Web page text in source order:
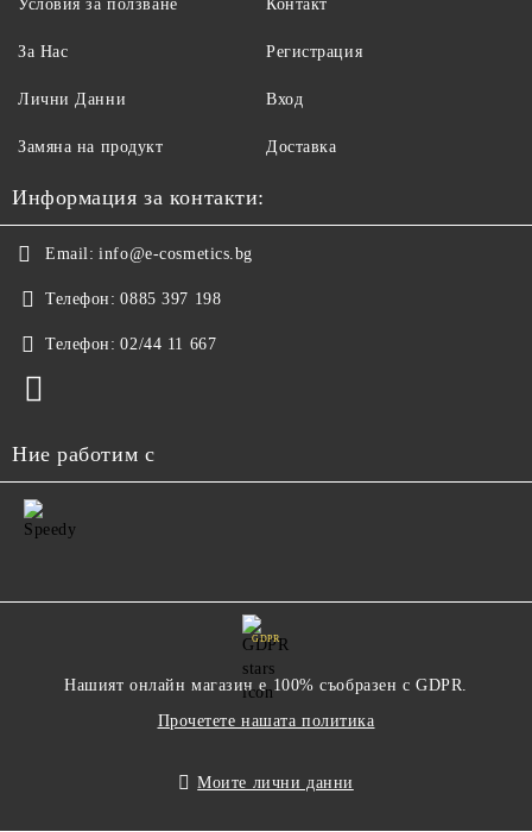
Условия за ползване
За Нас
Лични Данни
Замяна на продукт
Контакт
Регистрация
Вход
Доставка
Информация за контакти:
Email: info@e-cosmetics.bg
Телефон: 0885 397 198
Телефон: 02/44 11 667
Ние работим с
GDPR
Нашият онлайн магазин е 100% съобразен с GDPR.
Прочетете нашата политика
Моите лични данни